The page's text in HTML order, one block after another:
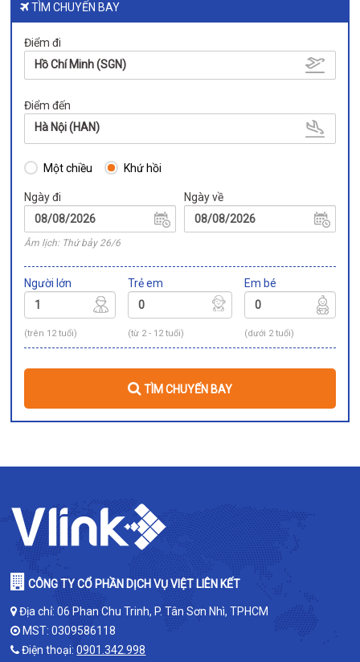
TÌM CHUYẾN BAY
Điểm đi
Hồ Chí Minh (SGN)
Điểm đến
Hà Nội (HAN)
Một chiều Khứ hồi
Ngày đi
Âm lịch: Thứ bảy 26/6
Ngày về
Người lớn
(trên 12 tuổi)
Trẻ em
(từ 2 - 12 tuổi)
Em bé
(dưới 2 tuổi)
TÌM CHUYẾN BAY
CÔNG TY CỔ PHẦN DỊCH VỤ VIỆT LIÊN KẾT
Địa chỉ: 06 Phan Chu Trinh, P. Tân Sơn Nhì, TPHCM
MST: 0309586118
Điện thoại:0901.342.998